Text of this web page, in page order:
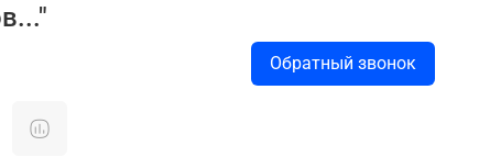
Обратный звонок